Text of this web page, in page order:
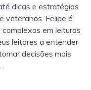
dicas e estratégias
veteranos. Felipe é
em leituras
leitores a entender
decisões mais